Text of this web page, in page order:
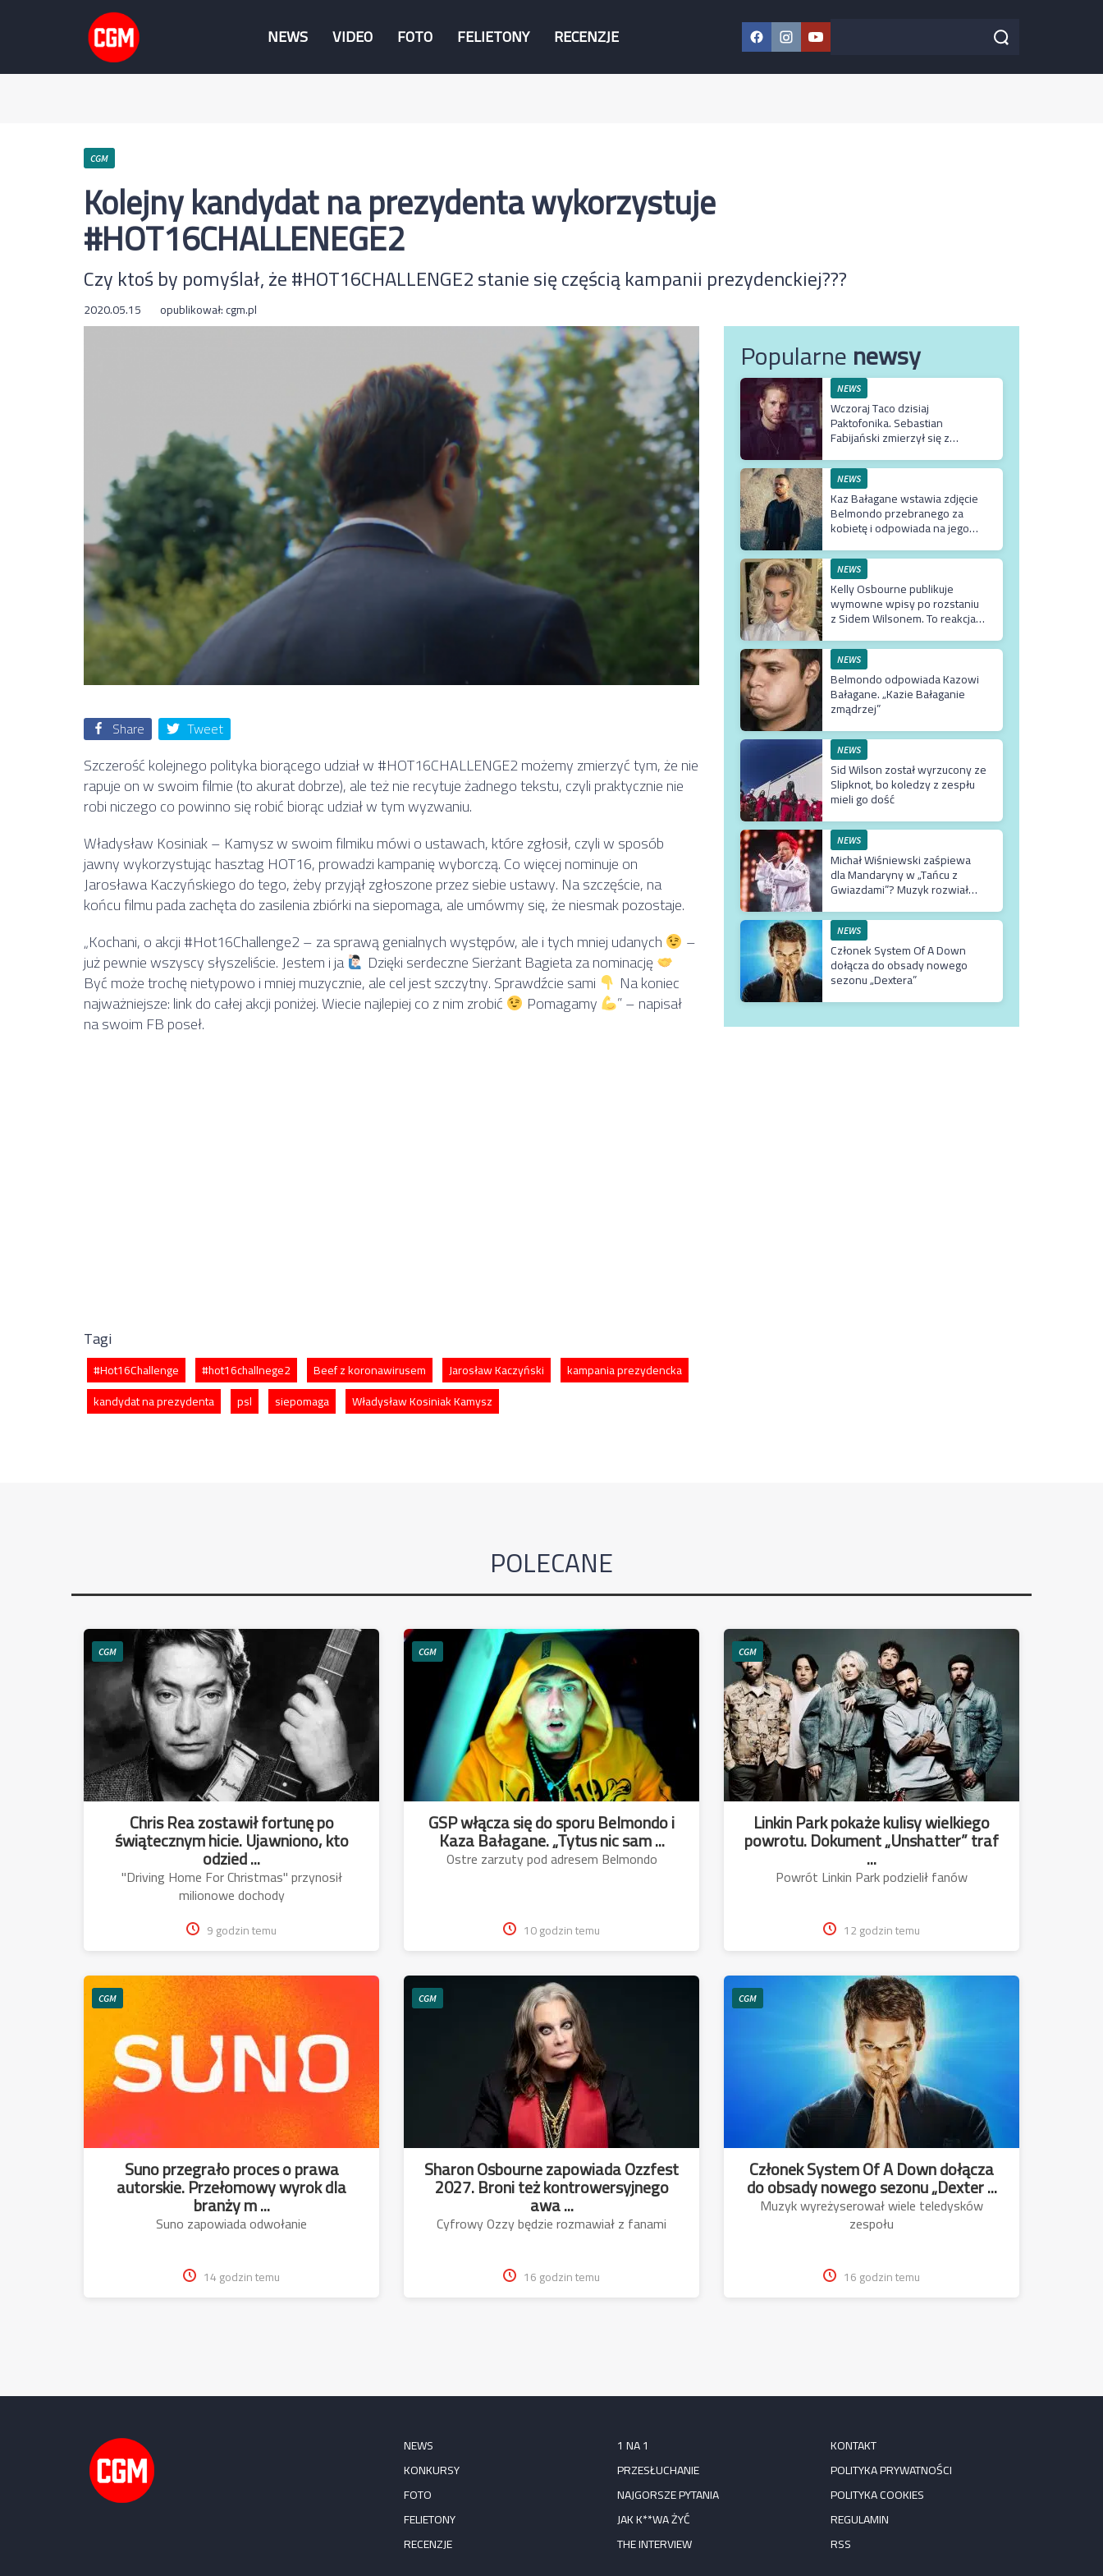
NEWS VIDEO FOTO FELIETONY RECENZJE Facebook
Instagram
YouTube
Szukaj w serwisie Szukaj
CGM
Kolejny kandydat na prezydenta wykorzystuje
#HOT16CHALLENEGE2
Czy ktoś by pomyślał, że #HOT16CHALLENGE2 stanie się częścią kampanii prezydenckiej???
2020.05.15 opublikował:cgm.pl
Share Tweet
Szczerość kolejnego polityka biorącego udział w #HOT16CHALLENGE2 możemy zmierzyć tym, że nie
rapuje on w swoim filmie (to akurat dobrze), ale też nie recytuje żadnego tekstu, czyli praktycznie nie
robi niczego co powinno się robić biorąc udział w tym wyzwaniu.
Władysław Kosiniak – Kamysz w swoim filmiku mówi o ustawach, które zgłosił, czyli w sposób
jawny wykorzystując hasztag HOT16, prowadzi kampanię wyborczą. Co więcej nominuje on
Jarosława Kaczyńskiego do tego, żeby przyjął zgłoszone przez siebie ustawy. Na szczęście, na
końcu filmu pada zachęta do zasilenia zbiórki na siepomaga, ale umówmy się, że niesmak pozostaje.
„Kochani, o akcji #Hot16Challenge2 – za sprawą genialnych występów, ale i tych mniej udanych
–
już pewnie wszyscy słyszeliście. Jestem i ja Dzięki serdeczne Sierżant Bagieta za nominację
Być może trochę nietypowo i mniej muzycznie, ale cel jest szczytny. Sprawdźcie sami Na koniec
najważniejsze: link do całej akcji poniżej. Wiecie najlepiej co z nim zrobić Pomagamy ” – napisał
na swoim FB poseł.
Tagi
#Hot16Challenge #hot16challnege2 Beef z koronawirusem Jarosław Kaczyński
kampania prezydencka
kandydat na prezydenta
psl siepomaga Władysław Kosiniak Kamysz
Popularnenewsy
NEWS
Wczoraj Taco dzisiaj
Paktofonika. Sebastian
Fabijański zmierzył się z
Nawet bardzo
NEWS
Kaz Bałagane wstawia zdjęcie
Belmondo przebranego za
kobietę i odpowiada na jego
NEWS
Kelly Osbourne publikuje
wymowne wpisy po rozstaniu
z Sidem Wilsonem. To reakcja
NEWS
Belmondo odpowiada Kazowi
Bałagane. „Kazie Bałaganie
zmądrzej”
NEWS
Sid Wilson został wyrzucony ze
Slipknot, bo koledzy z zespłu
mieli go dość
NEWS
Michał Wiśniewski zaśpiewa
dla Mandaryny w „Tańcu z
Gwiazdami”? Muzyk rozwiał
NEWS
Członek System Of A Down
dołącza do obsady nowego
sezonu „Dextera”
POLECANE
CGM
Chris Rea zostawił fortunę po
świątecznym hicie. Ujawniono, kto
odzied ...
"Driving Home For Christmas" przynosił
milionowe dochody
9 godzin temu
CGM
GSP włącza się do sporu Belmondo i
Kaza Bałagane. „Tytus nic sam ...
Ostre zarzuty pod adresem Belmondo
10 godzin temu
CGM
Linkin Park pokaże kulisy wielkiego
powrotu. Dokument „Unshatter” traf
...
Powrót Linkin Park podzielił fanów
12 godzin temu
CGM
Suno przegrało proces o prawa
autorskie. Przełomowy wyrok dla
branży m ...
Suno zapowiada odwołanie
14 godzin temu
CGM
Sharon Osbourne zapowiada Ozzfest
2027. Broni też kontrowersyjnego
awa ...
Cyfrowy Ozzy będzie rozmawiał z fanami
16 godzin temu
CGM
Członek System Of A Down dołącza
do obsady nowego sezonu „Dexter ...
Muzyk wyreżyserował wiele teledysków
zespołu
16 godzin temu
NEWS
KONKURSY
FOTO
FELIETONY
RECENZJE
1 NA 1
PRZESŁUCHANIE
NAJGORSZE PYTANIA
JAK K**WA ŻYĆ
THE INTERVIEW
KONTAKT
POLITYKA PRYWATNOŚCI
POLITYKA COOKIES
REGULAMIN
RSS